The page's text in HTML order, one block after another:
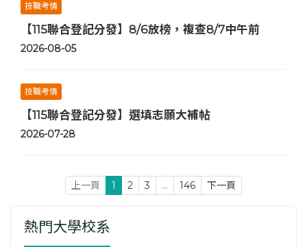
技職考情
【115聯合登記分發】8/6放榜，複查8/7中午前
2026-08-05
技職考情
【115聯合登記分發】選填志願大補帖
2026-07-28
上一頁 1 2 3 ... 146 下一頁
熱門大學校系